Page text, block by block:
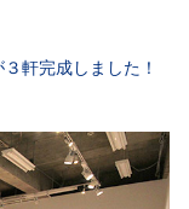
軒完成しました！